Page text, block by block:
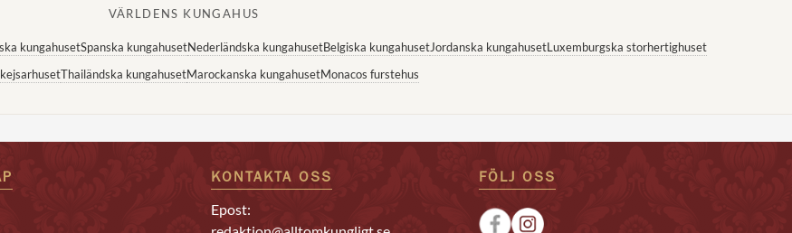
VÄRLDENS KUNGAHUS
kungahusetSpanska kungahusetNederländska kungahusetBelgiska kungahusetJordanska kungahusetLuxemburgska storhertighuset
Thailändska kungahusetMarockanska kungahusetMonacos furstehus
KONTAKTA OSS
Epost:
FÖLJ OSS